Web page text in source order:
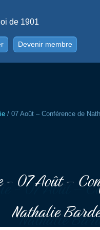
de 1901
Devenir membre
/ 07 Août – Conférence de
07 Août –
Nathalie